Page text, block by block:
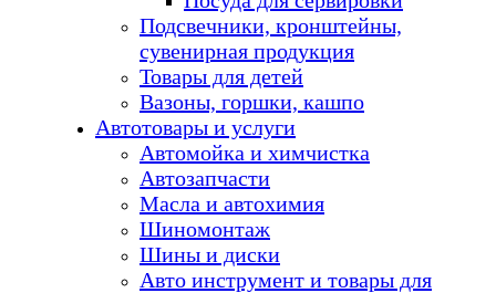
Подсвечники, кронштейны,
сувенирная продукция
Товары для детей
Вазоны, горшки, кашпо
Автотовары и услуги
Автомойка и химчистка
Автозапчасти
Масла и автохимия
Шиномонтаж
Шины и диски
Авто инструмент и товары для